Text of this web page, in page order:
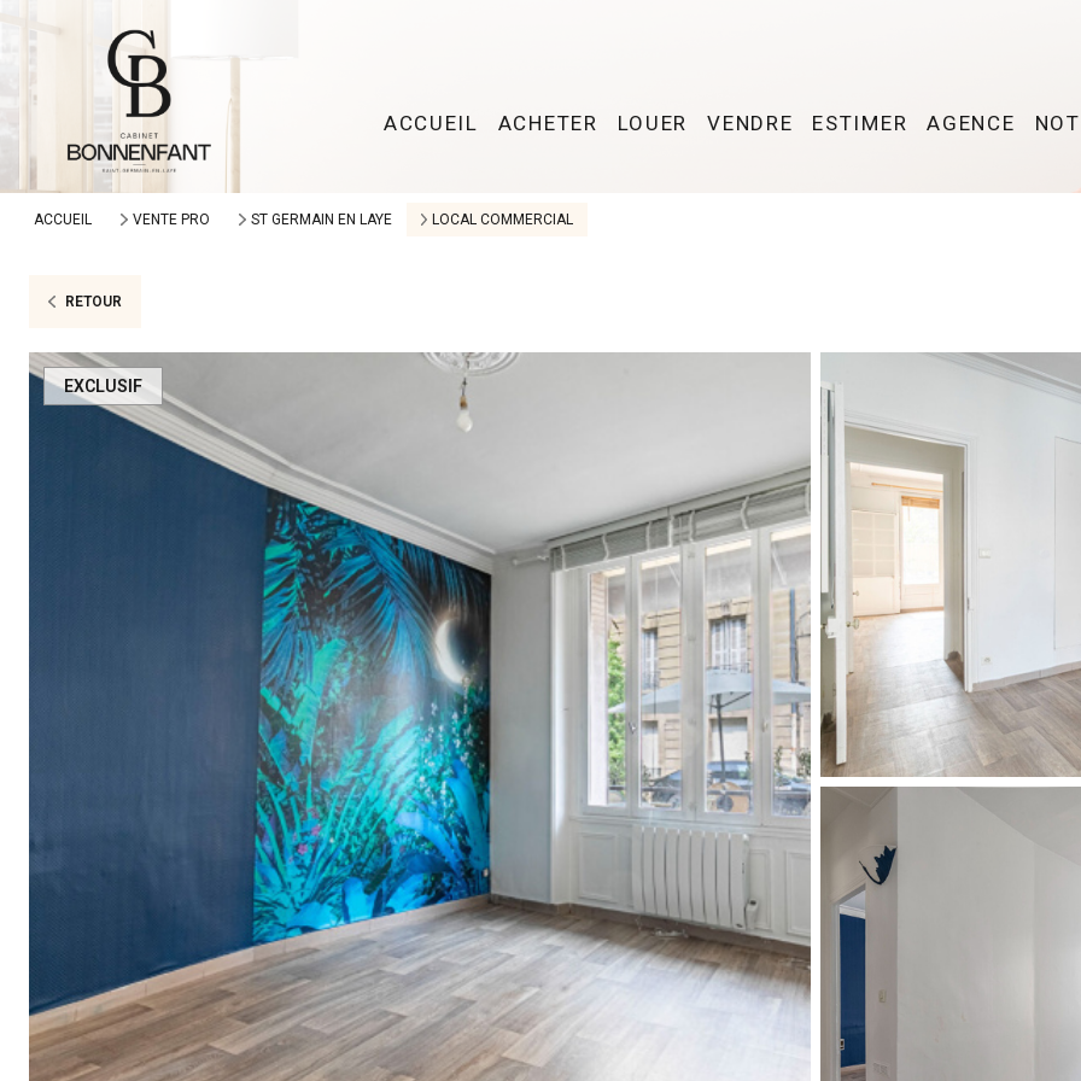
ACCUEIL ACHETER LOUER VENDRE ESTIMER AGENCE
ACCUEIL VENTE PRO ST GERMAIN EN LAYE LOCAL COMMERCIAL
RETOUR
EXCLUSIF